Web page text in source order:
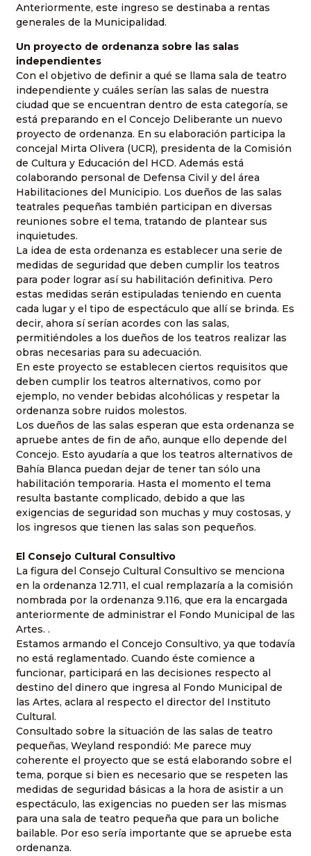
Anteriormente, este ingreso se destinaba a rentas
generales de la Municipalidad.
Un proyecto de ordenanza sobre las salas
independientes
Con el objetivo de definir a qué se llama sala de teatro
independiente y cuáles serían las salas de nuestra
ciudad que se encuentran dentro de esta categoría, se
está preparando en el Concejo Deliberante un nuevo
proyecto de ordenanza. En su elaboración participa la
concejal Mirta Olivera (UCR), presidenta de la Comisión
de Cultura y Educación del HCD. Además está
colaborando personal de Defensa Civil y del área
Habilitaciones del Municipio. Los dueños de las salas
teatrales pequeñas también participan en diversas
reuniones sobre el tema, tratando de plantear sus
inquietudes.
La idea de esta ordenanza es establecer una serie de
medidas de seguridad que deben cumplir los teatros
para poder lograr así su habilitación definitiva. Pero
estas medidas serán estipuladas teniendo en cuenta
cada lugar y el tipo de espectáculo que allí se brinda. Es
decir, ahora sí serían acordes con las salas,
permitiéndoles a los dueños de los teatros realizar las
obras necesarias para su adecuación.
En este proyecto se establecen ciertos requisitos que
deben cumplir los teatros alternativos, como por
ejemplo, no vender bebidas alcohólicas y respetar la
ordenanza sobre ruidos molestos.
Los dueños de las salas esperan que esta ordenanza se
apruebe antes de fin de año, aunque ello depende del
Concejo. Esto ayudaría a que los teatros alternativos de
Bahía Blanca puedan dejar de tener tan sólo una
habilitación temporaria. Hasta el momento el tema
resulta bastante complicado, debido a que las
exigencias de seguridad son muchas y muy costosas, y
los ingresos que tienen las salas son pequeños.
El Consejo Cultural Consultivo
La figura del Consejo Cultural Consultivo se menciona
en la ordenanza 12.711, el cual remplazaría a la comisión
nombrada por la ordenanza 9.116, que era la encargada
anteriormente de administrar el Fondo Municipal de las
Artes. .
Estamos armando el Concejo Consultivo, ya que todavía
no está reglamentado. Cuando éste comience a
funcionar, participará en las decisiones respecto al
destino del dinero que ingresa al Fondo Municipal de
las Artes, aclara al respecto el director del Instituto
Cultural.
Consultado sobre la situación de las salas de teatro
pequeñas, Weyland respondió: Me parece muy
coherente el proyecto que se está elaborando sobre el
tema, porque si bien es necesario que se respeten las
medidas de seguridad básicas a la hora de asistir a un
espectáculo, las exigencias no pueden ser las mismas
para una sala de teatro pequeña que para un boliche
bailable. Por eso sería importante que se apruebe esta
ordenanza.